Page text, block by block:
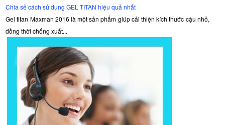
Chia sẻ cách sử dụng GEL TITAN hiệu quả nhất
Gel titan Maxman 2016 là một sản phẩm giúp cải thiện kích thước cậu nhỏ,
đồng thời chống xuất...